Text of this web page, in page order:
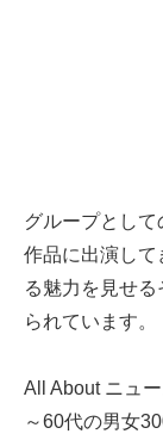
グループとし
作品に出演して
る魅力を見せ
られています。
All About ニュ
～60代の男女